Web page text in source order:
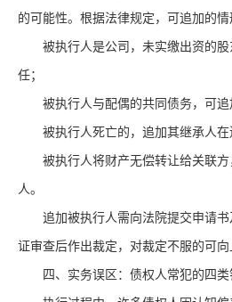
的可能性。根据法律规定，可追加的情
被执行人是公司，未实缴出资的
任；
被执行人与配偶的共同债务，可追
被执行人死亡的，追加其继承人在
被执行人将财产无偿转让给关联
人。
追加被执行人需向法院提交申请
证审查后作出裁定，对裁定不服的可向
四、实务误区：债权人常犯的四